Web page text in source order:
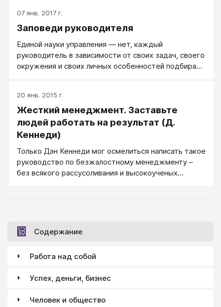
07 янв. 2017 г.
Заповеди руководителя
Единой науки управления — нет, каждый
руководитель в зависимости от своих задач, своего
окружения и своих личных особенностей подбирает
20 янв. 2015 г.
Жесткий менеджмент. Заставьте
людей работать на результат (Д.
Кеннеди)
Только Дэн Кеннеди мог осмелиться написать такое
руководство по безжалостному менеджменту –
без всякого рассусоливания и высокоученых
власть над своим бизнесом, задавать правила,
ставить во главу угла прибыль и добиваться
Содержание
Работа над собой
Успех, деньги, бизнес
Человек и общество